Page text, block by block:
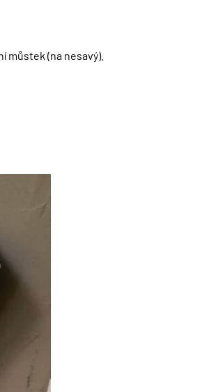
můstek (na nesavý).